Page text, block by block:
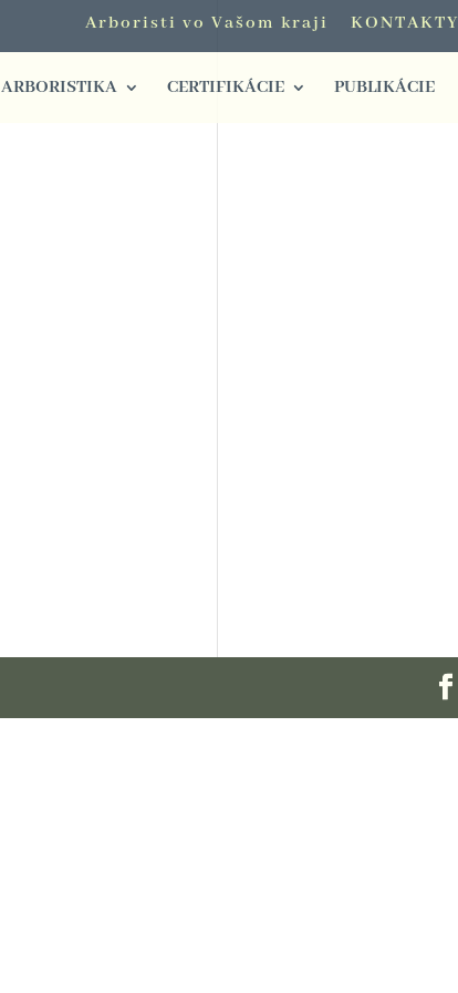
Arboristi vo Vašom kraji KONTAKTY
ARBORISTIKA CERTIFIKÁCIE PUBLIKÁCIE